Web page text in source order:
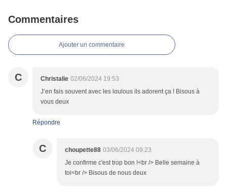
Commentaires
Ajouter un commentaire
C Christalie 02/06/2024 19:53
J’en fais souvent avec les loulous ils adorent ça ! Bisous à
vous deux
Répondre
C choupette88 03/06/2024 09:23
Je confirme c'est trop bon !<br /> Belle semaine à
toi<br /> Bisous de nous deux